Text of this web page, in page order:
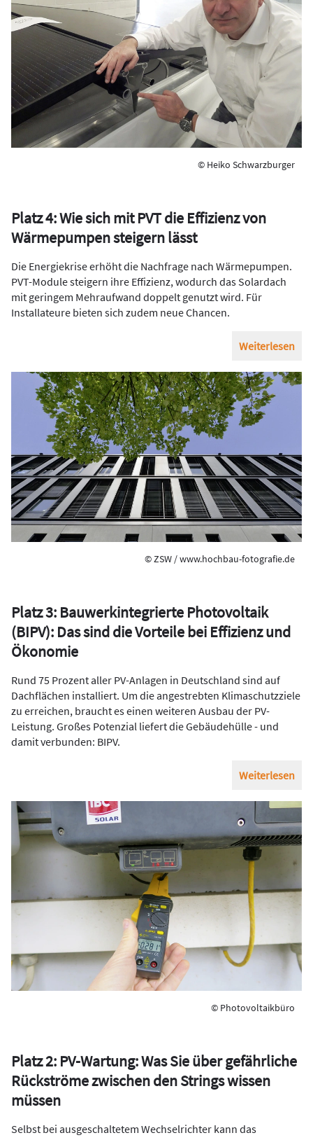
© Heiko Schwarzburger
Platz 4: Wie sich mit PVT die Effizienz von
Wärmepumpen steigern lässt
Die Energiekrise erhöht die Nachfrage nach Wärmepumpen.
PVT-Module steigern ihre Effizienz, wodurch das Solardach
mit geringem Mehraufwand doppelt genutzt wird. Für
Installateure bieten sich zudem neue Chancen.
Weiterlesen
© ZSW / www.hochbau-fotografie.de
Platz 3: Bauwerkintegrierte Photovoltaik
(BIPV): Das sind die Vorteile bei Effizienz und
Ökonomie
Rund 75 Prozent aller PV-Anlagen in Deutschland sind auf
Dachflächen installiert. Um die angestrebten Klimaschutzziele
zu erreichen, braucht es einen weiteren Ausbau der PV-
Leistung. Großes Potenzial liefert die Gebäudehülle - und
damit verbunden: BIPV.
Weiterlesen
© Photovoltaikbüro
Platz 2: PV-Wartung: Was Sie über gefährliche
Rückströme zwischen den Strings wissen
müssen
Selbst bei ausgeschaltetem Wechselrichter kann das